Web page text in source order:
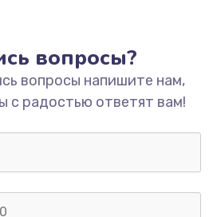
вопросы?
вопросы напишите нам,
с радостью ответят вам!